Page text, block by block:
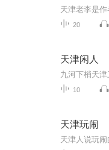
20
天津闲人
10
天津玩闹